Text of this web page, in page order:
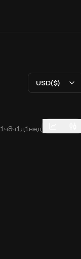
USD($)
1ч8ч1д1нед